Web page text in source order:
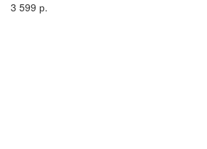
3 599 р.